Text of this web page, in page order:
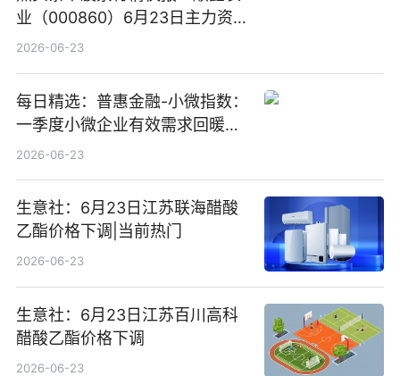
业（000860）6月23日主力资
金净卖出388.22万元
2026-06-23
每日精选：普惠金融-小微指数：
一季度小微企业有效需求回暖，
金融服务迈向可持续发展新阶段
2026-06-23
生意社：6月23日江苏联海醋酸
乙酯价格下调|当前热门
2026-06-23
生意社：6月23日江苏百川高科
醋酸乙酯价格下调
2026-06-23